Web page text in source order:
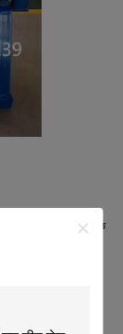
के लिए हमने आपके लिए एक